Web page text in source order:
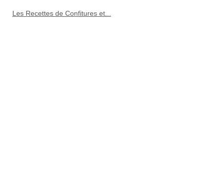
Les Recettes de Confitures et...